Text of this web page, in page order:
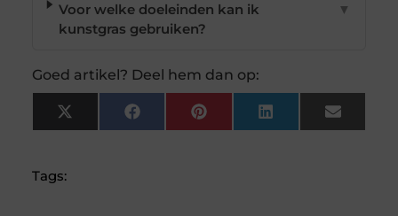
Voor welke doeleinden kan ik
kunstgras gebruiken?
▼
Goed artikel? Deel hem dan op:
X
(Twitter)
FacebookPinterest LinkedIn Email
Tags: